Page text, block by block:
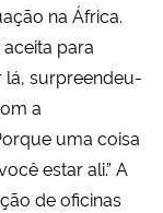
na África.
para
lá, surpreendeu-
a
uma coisa
estar ali.” A
de oficinas